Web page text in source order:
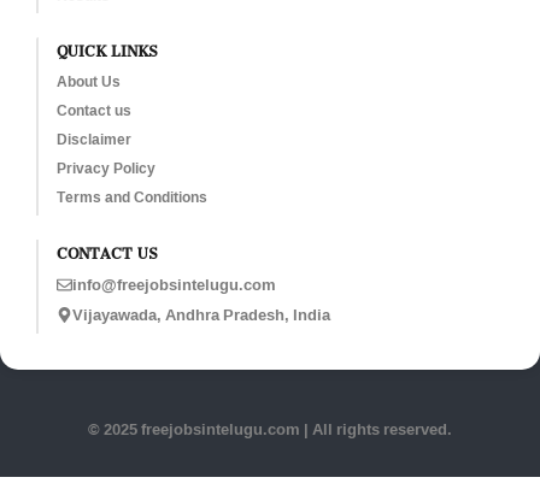
QUICK LINKS
About Us
Contact us
Disclaimer
Privacy Policy
Terms and Conditions
CONTACT US
info@freejobsintelugu.com
Vijayawada, Andhra Pradesh, India
© 2025 freejobsintelugu.com | All rights reserved.